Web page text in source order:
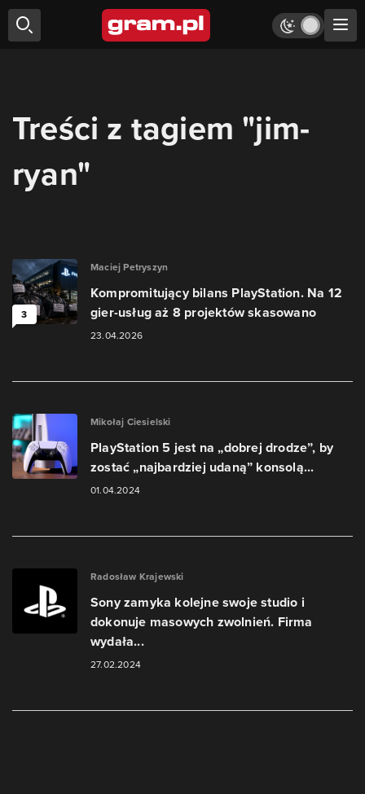
Treści z tagiem "jim-
ryan"
3
Maciej Petryszyn
Kompromitujący bilans PlayStation. Na 12
gier-usług aż 8 projektów skasowano
23.04.2026
Mikołaj Ciesielski
PlayStation 5 jest na „dobrej drodze”, by
zostać „najbardziej udaną” konsolą...
01.04.2024
Radosław Krajewski
Sony zamyka kolejne swoje studio i
dokonuje masowych zwolnień. Firma
wydała...
27.02.2024